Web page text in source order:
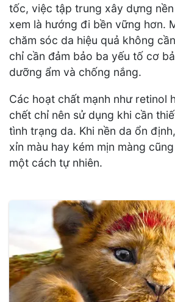
tốc, việc tập trung xây dựng
xem là hướng đi bền vững hơn.
chăm sóc da hiệu quả không
chỉ cần đảm bảo ba yếu tố cơ
dưỡng ẩm và chống nắng.
Các hoạt chất mạnh như retinol
chết chỉ nên sử dụng khi cần
tình trạng da. Khi nền da ổn
xỉn màu hay kém mịn màng
một cách tự nhiên.